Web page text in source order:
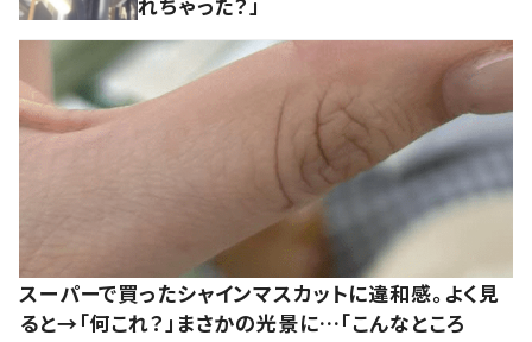
スーパーで買ったシャインマスカットに違和感。よく見
ると→「何これ？」まさかの光景に…「こんなところ